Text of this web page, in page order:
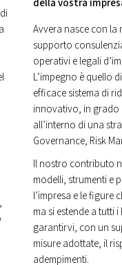
Avvera nasce con la
supporto
operativi e legali
L’impegno è quello
efficace sistema di
innovativo, in
all’interno di una
Governance, Risk
Il nostro contributo
modelli, strumenti e
l’impresa e le
ma si estende a tutti
garantirvi, con un
misure adottate, il
adempimenti.